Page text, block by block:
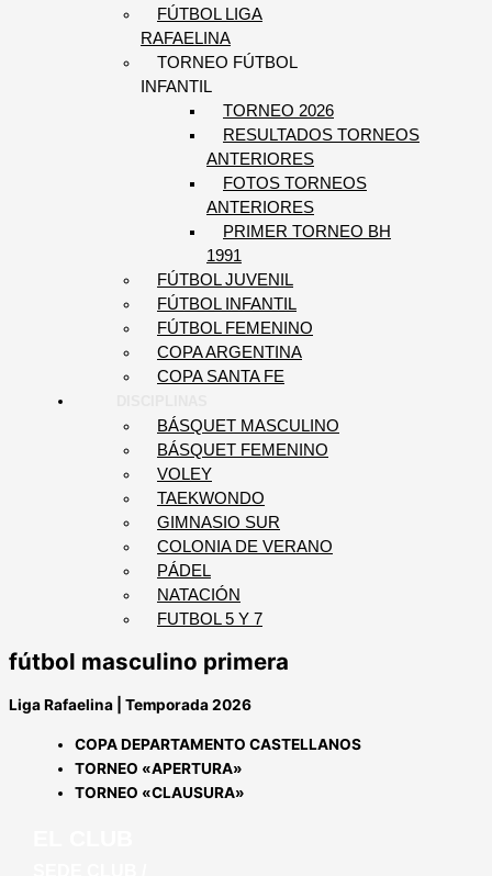
FÚTBOL LIGA
RAFAELINA
TORNEO FÚTBOL
INFANTIL
TORNEO 2026
RESULTADOS TORNEOS
ANTERIORES
FOTOS TORNEOS
ANTERIORES
PRIMER TORNEO BH
1991
FÚTBOL JUVENIL
FÚTBOL INFANTIL
FÚTBOL FEMENINO
COPA ARGENTINA
COPA SANTA FE
BÁSQUET MASCULINO
BÁSQUET FEMENINO
VOLEY
TAEKWONDO
GIMNASIO SUR
COLONIA DE VERANO
PÁDEL
NATACIÓN
FUTBOL 5 Y 7
fútbol masculino primera
Liga Rafaelina | Temporada 2026
COPA DEPARTAMENTO CASTELLANOS
TORNEO «APERTURA»
TORNEO «CLAUSURA»